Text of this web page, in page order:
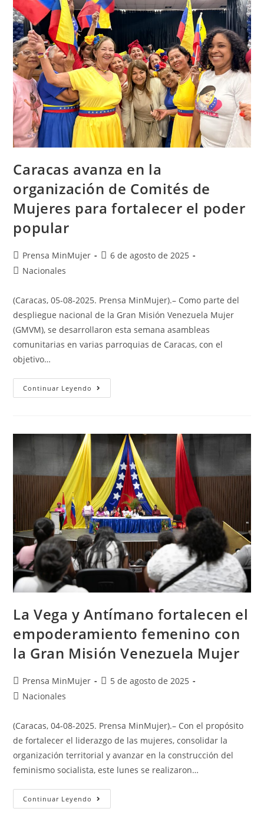
Caracas avanza en la
organización de Comités de
Mujeres para fortalecer el poder
popular
Prensa MinMujer
6 de agosto de 2025
Nacionales
(Caracas, 05-08-2025. Prensa MinMujer).– Como parte del
despliegue nacional de la Gran Misión Venezuela Mujer
(GMVM), se desarrollaron esta semana asambleas
comunitarias en varias parroquias de Caracas, con el
objetivo…
Continuar Leyendo
La Vega y Antímano fortalecen el
empoderamiento femenino con
la Gran Misión Venezuela Mujer
Prensa MinMujer
5 de agosto de 2025
Nacionales
(Caracas, 04-08-2025. Prensa MinMujer).– Con el propósito
de fortalecer el liderazgo de las mujeres, consolidar la
organización territorial y avanzar en la construcción del
feminismo socialista, este lunes se realizaron…
Continuar Leyendo